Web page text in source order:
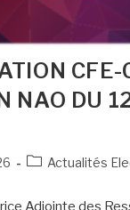
CFE-
NAO DU
Actualités
Adjointe des